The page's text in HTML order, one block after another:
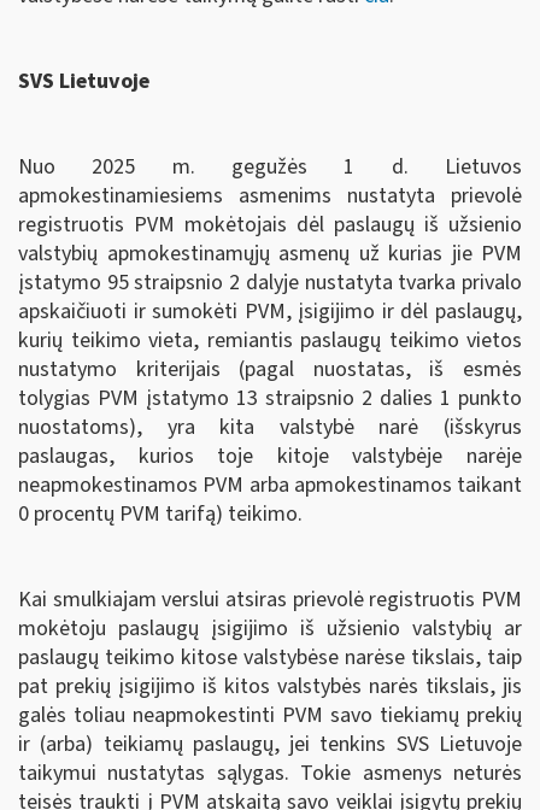
SVS Lietuvoje
Nuo 2025 m. gegužės 1 d. Lietuvos
apmokestinamiesiems asmenims nustatyta prievolė
registruotis PVM mokėtojais dėl paslaugų iš užsienio
valstybių apmokestinamųjų asmenų už kurias jie PVM
įstatymo 95 straipsnio 2 dalyje nustatyta tvarka privalo
apskaičiuoti ir sumokėti PVM, įsigijimo ir dėl paslaugų,
kurių teikimo vieta, remiantis paslaugų teikimo vietos
nustatymo kriterijais (pagal nuostatas, iš esmės
tolygias PVM įstatymo 13 straipsnio 2 dalies 1 punkto
nuostatoms), yra kita valstybė narė (išskyrus
paslaugas, kurios toje kitoje valstybėje narėje
neapmokestinamos PVM arba apmokestinamos taikant
0 procentų PVM tarifą) teikimo.
Kai smulkiajam verslui atsiras prievolė registruotis PVM
mokėtoju paslaugų įsigijimo iš užsienio valstybių ar
paslaugų teikimo kitose valstybėse narėse tikslais, taip
pat prekių įsigijimo iš kitos valstybės narės tikslais, jis
galės toliau neapmokestinti PVM savo tiekiamų prekių
ir (arba) teikiamų paslaugų, jei tenkins SVS Lietuvoje
taikymui nustatytas sąlygas. Tokie asmenys neturės
teisės traukti į PVM atskaitą savo veiklai įsigytų prekių